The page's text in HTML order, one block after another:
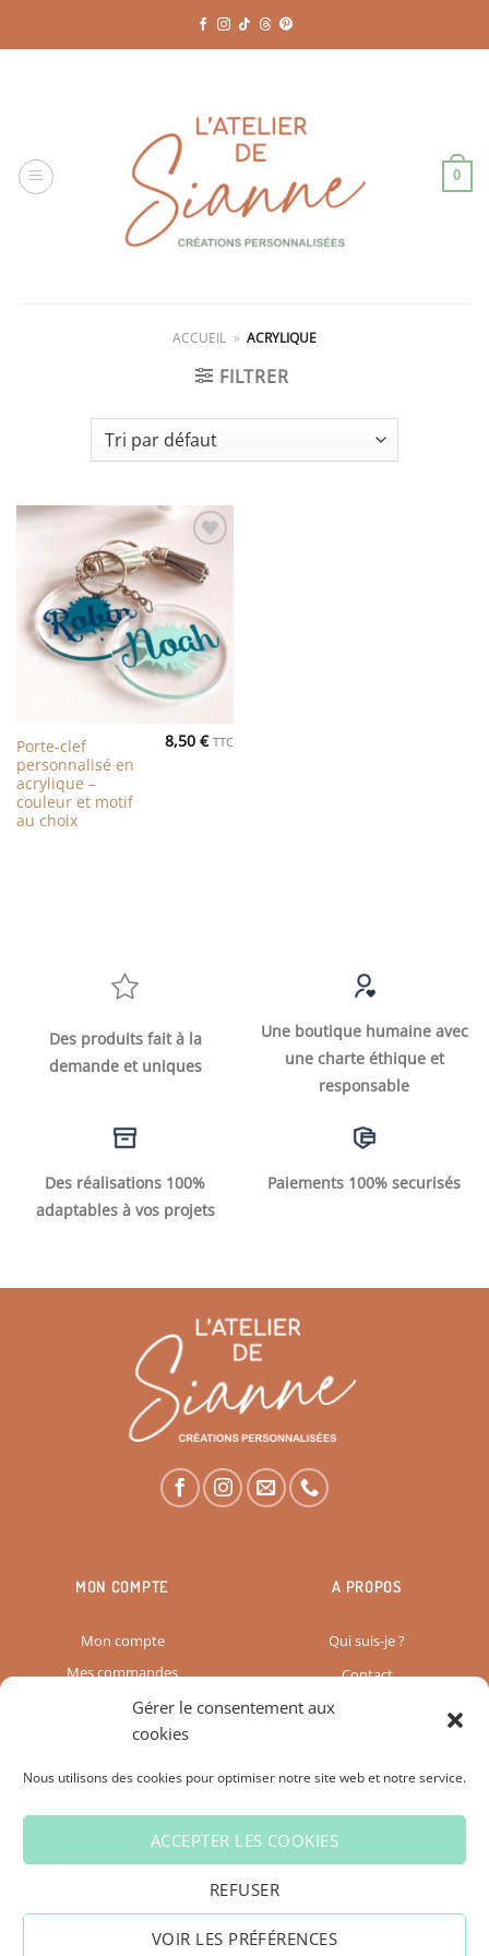
Gérer le consentement aux
cookies
Nous utilisons des cookies pour optimiser notre site web et notre service.
ACCEPTER LES COOKIES
REFUSER
VOIR LES PRÉFÉRENCES
0
ACCUEIL » ACRYLIQUE
FILTRER
Ajouter
à la liste
de
souhaits
Porte-clef
personnalisé en
acrylique –
couleur et motif
au choix
8,50€ TTC
Des produits fait à la
demande et uniques
Une boutique humaine avec
une charte éthique et
responsable
Des réalisations 100%
adaptables à vos projets
Paiements 100% securisés
MON COMPTE
Mon compte
Mes commandes
Mon panier
A PROPOS
Qui suis-je ?
Contact
Paiement & Livraison
© 2026 L'Atelier de Sianne - Site web créé par